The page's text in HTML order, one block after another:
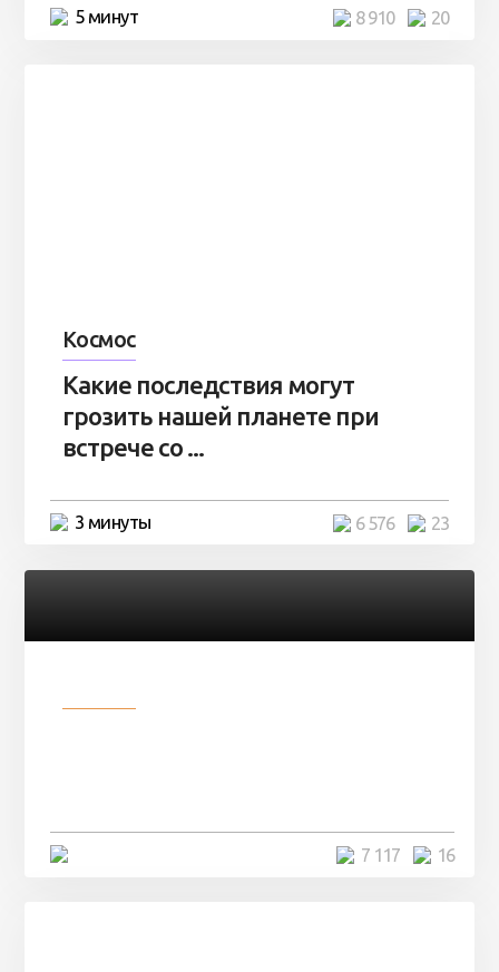
5 минут 20
8 910
Космос
Какие последствия могут
грозить нашей планете при
встрече со ...
3 минуты 23
6 576
16
7 117